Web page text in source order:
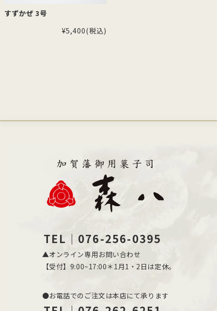
すずかぜ 3号
¥5,400(税込)
TEL｜076-256-0395
▲オンライン専用お問い合わせ
【受付】9:00~17:00＊1月1・2日は定休。
●お電話でのご注文は本店にて承ります